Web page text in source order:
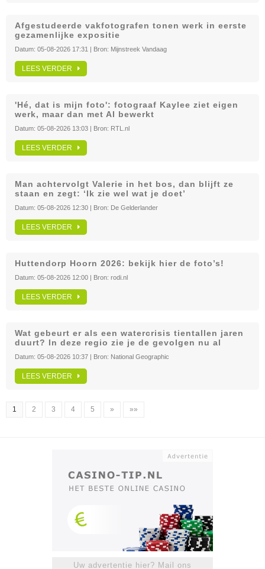
Afgestudeerde vakfotografen tonen werk in eerste
gezamenlijke expositie
Datum: 05-08-2026 17:31 | Bron: Mijnstreek Vandaag
LEES VERDER
'Hé, dat is mijn foto': fotograaf Kaylee ziet eigen
werk, maar dan met AI bewerkt
Datum: 05-08-2026 13:03 | Bron: RTL.nl
LEES VERDER
Man achtervolgt Valerie in het bos, dan blijft ze
staan en zegt: ‘Ik zie wel wat je doet’
Datum: 05-08-2026 12:30 | Bron: De Gelderlander
LEES VERDER
Huttendorp Hoorn 2026: bekijk hier de foto’s!
Datum: 05-08-2026 12:00 | Bron: rodi.nl
LEES VERDER
Wat gebeurt er als een watercrisis tientallen jaren
duurt? In deze regio zie je de gevolgen nu al
Datum: 05-08-2026 10:37 | Bron: National Geographic
LEES VERDER
1 2 3 4 5 » »»
Uw advertentie hier? Mail ons